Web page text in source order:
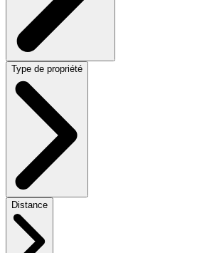
Type de propriété
Distance